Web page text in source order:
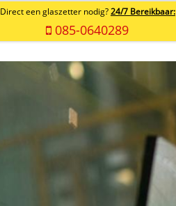
Direct een glaszetter nodig? 24/7 Bereikbaar:
085-0640289